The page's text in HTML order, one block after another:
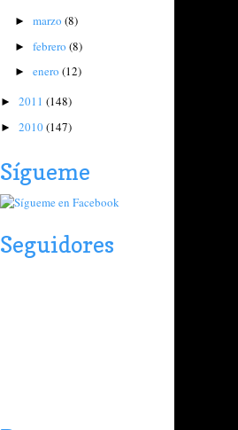
► marzo (8)
► febrero (8)
► enero (12)
► 2011 (148)
► 2010(147)
Sígueme
Seguidores